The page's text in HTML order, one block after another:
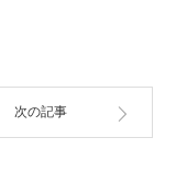
次の記事